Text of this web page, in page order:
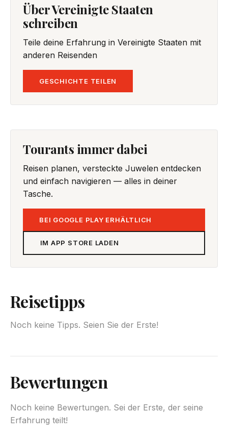
Über Vereinigte Staaten
schreiben
Teile deine Erfahrung in Vereinigte Staaten mit
anderen Reisenden
GESCHICHTE TEILEN
Tourants immer dabei
Reisen planen, versteckte Juwelen entdecken
und einfach navigieren — alles in deiner
Tasche.
BEI GOOGLE PLAY ERHÄLTLICH
IM APP STORE LADEN
Reisetipps
Noch keine Tipps. Seien Sie der Erste!
Bewertungen
Noch keine Bewertungen. Sei der Erste, der seine
Erfahrung teilt!